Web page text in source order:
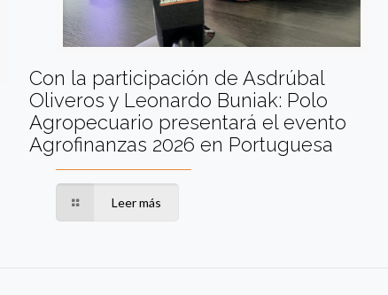
Con la participación de Asdrúbal
Oliveros y Leonardo Buniak: Polo
Agropecuario presentará el evento
Agrofinanzas 2026 en Portuguesa
Leer más